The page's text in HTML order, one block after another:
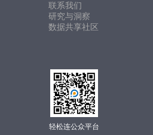
联系我们
研究与洞察
数据共享社区
轻松连公众平台